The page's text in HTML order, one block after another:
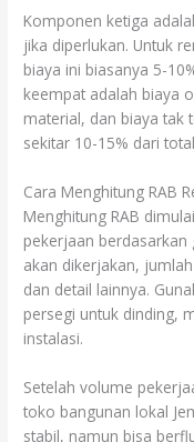
Komponen ketiga
jika diperlukan. Untuk
biaya ini biasanya 5-
keempat adalah biaya
material, dan biaya tak
sekitar 10-15% dari
Cara Menghitung RAB
Menghitung RAB
pekerjaan
akan dikerjakan,
dan detail lainnya.
persegi untuk dinding,
instalasi.
Setelah volume
toko bangunan lokal
stabil, namun bisa